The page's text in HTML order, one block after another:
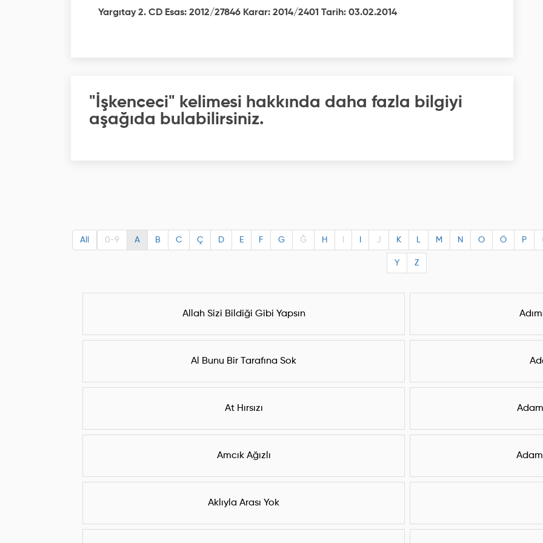
Yargıtay 2. CD Esas: 2012/27846 Karar: 2014/2401 Tarih: 03.02.2014
"İşkenceci" kelimesi hakkında daha fazla bilgiyi
aşağıda bulabilirsiniz.
All 0-9 A B C Ç D E F G Ğ H J K L M N O Ö P
Y Z
Allah Sizi Bildiği Gibi Yapsın
Al Bunu Bir Tarafına Sok
At Hırsızı
Amcık Ağızlı
Aklıyla Arası Yok